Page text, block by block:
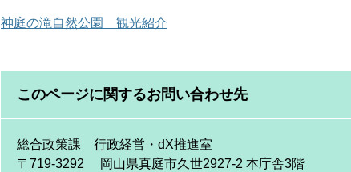
神庭の滝自然公園 観光紹介
このページに関するお問い合わせ先
総合政策課
行政経営・dX推進室
〒719-3292
岡山県真庭市久世2927-2 本庁舎3階